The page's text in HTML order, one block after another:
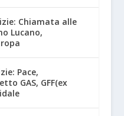
Chiamata alle
Lucano,
Pace,
GAS, GFF(ex